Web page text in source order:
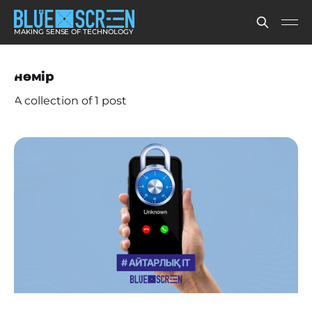
MAKING SENSE OF TECHNOLOGY
нөмір
A collection of 1 post